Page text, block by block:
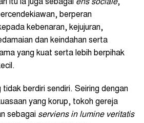
itu ia juga sebagai ens sociale,
berperan
kebenaran, kejujuran,
dan keindahan serta
yang kuat serta lebih berpihak
tidak berdiri sendiri. Seiring dengan
yang korup, tokoh gereja
sebagai serviens in lumine veritatis